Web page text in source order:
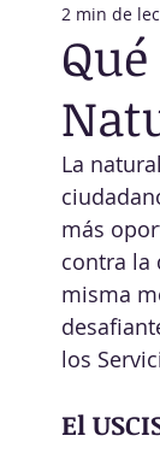
TPS: Estatus de
2 min de
La
más
contra la
misma
los
El